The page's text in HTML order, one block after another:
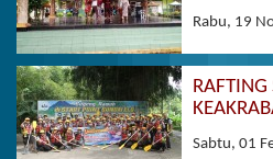
Rabu, 19
RAFTING
Sabtu, 01